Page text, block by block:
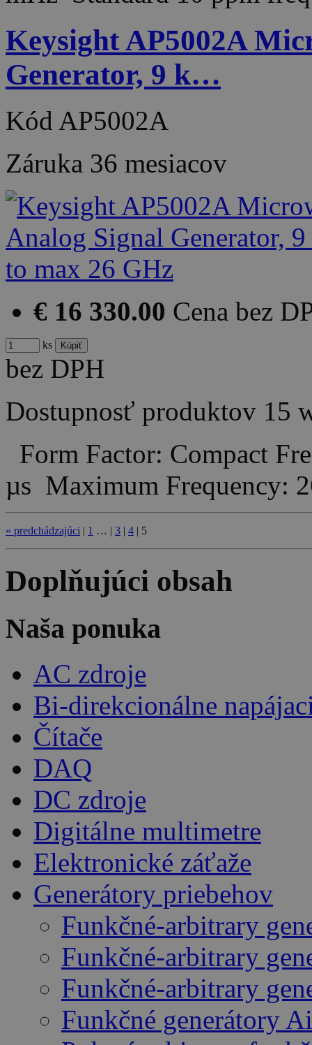
Keysight AP5002A
Generator, 9 k…
Kód AP5002A
Záruka 36 mesiacov
€ 16 330.00 Cena bez
ks
bez DPH
Dostupnosť produktov 15
Form Factor: Compact
µs Maximum Frequency:
« predchádzajúci | 1 … | 3 | 4 | 5
Doplňujúci obsah
Naša ponuka
AC zdroje
Bi-direkcionálne
Čítače
DAQ
DC zdroje
Digitálne multimetre
Elektronické záťaže
Generátory priebehov
Funkčné-arbitrary
Funkčné-arbitrary
Funkčné-arbitrary
Funkčné generátory